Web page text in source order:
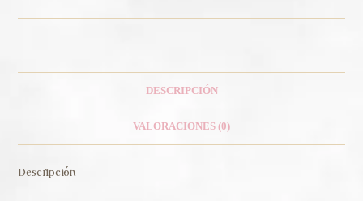
DESCRIPCIÓN
VALORACIONES (0)
Descripción